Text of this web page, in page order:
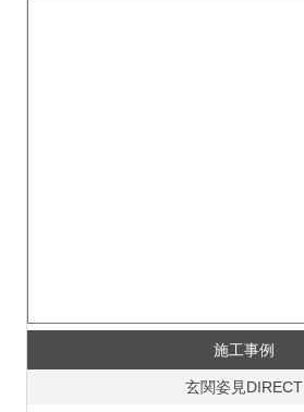
施工事例
玄関姿見DIRECT